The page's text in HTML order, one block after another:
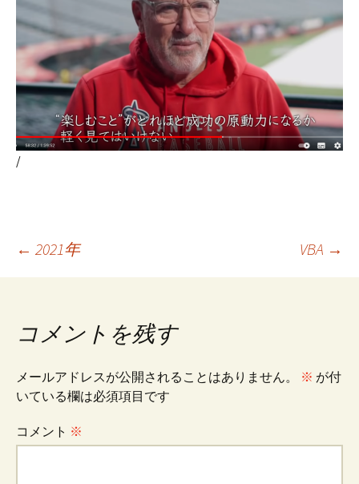
/
投
ナ
ビ
ゲ
← 2021年 VBA →
コメントを残す
メールアドレスが公開されることはありません。 ※ が付
いている欄は必須項目です
コメント ※